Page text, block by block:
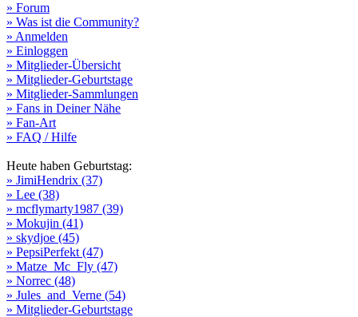
» Forum
» Was ist die Community?
» Anmelden
» Einloggen
» Mitglieder-Übersicht
» Mitglieder-Geburtstage
» Mitglieder-Sammlungen
» Fans in Deiner Nähe
» Fan-Art
» FAQ / Hilfe
Heute haben Geburtstag:
» JimiHendrix (37)
» Lee (38)
» mcflymarty1987 (39)
» Mokujin (41)
» skydjoe (45)
» PepsiPerfekt (47)
» Matze_Mc_Fly (47)
» Norrec (48)
» Jules_and_Verne (54)
» Mitglieder-Geburtstage